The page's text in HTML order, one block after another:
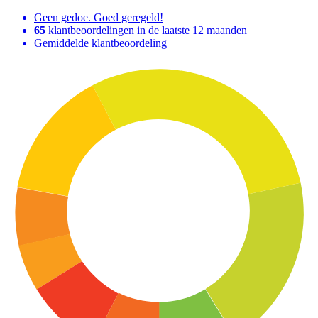
Geen gedoe. Goed geregeld!
65 klantbeoordelingen in de laatste 12 maanden
Gemiddelde klantbeoordeling